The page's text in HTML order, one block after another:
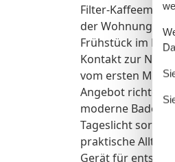
Filter-
der Wohnung zur
Frühstück im
Kontakt zur
vom ersten
Angebot richtet
moderne
Tageslicht sorgt,
praktische
Gerät für